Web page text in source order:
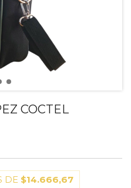
COCTEL
DE $14.666,67